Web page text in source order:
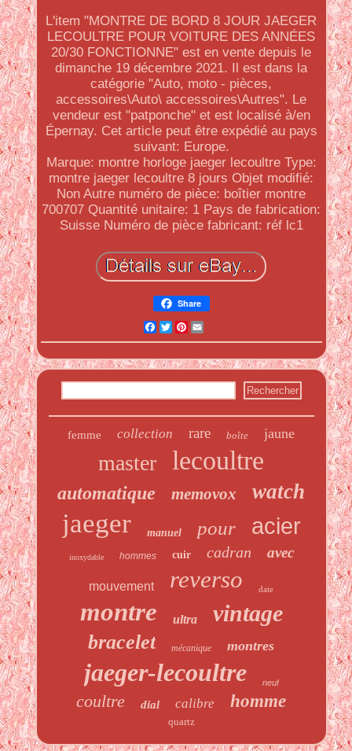
L'item "MONTRE DE BORD 8 JOUR JAEGER
LECOULTRE POUR VOITURE DES ANNÉES
20/30 FONCTIONNE" est en vente depuis le
dimanche 19 décembre 2021. Il est dans la
catégorie "Auto, moto - pièces,
accessoires\Auto\ accessoires\Autres". Le
vendeur est "patponche" et est localisé à/en
Épernay. Cet article peut être expédié au pays
suivant: Europe.
Marque: montre horloge jaeger lecoultre Type:
montre jaeger lecoultre 8 jours Objet modifié:
Non Autre numéro de pièce: boîtier montre
700707 Quantité unitaire: 1 Pays de fabrication:
Suisse Numéro de pièce fabricant: réf lc1
Share
Facebook
Twitter
Pinterest
Email
femme collection rare boîte jaune
master lecoultre
automatique memovox watch
jaeger manuel pour acier
inoxydable hommes cuir cadran avec
mouvement reverso date
montre ultra vintage
bracelet mécanique montres
jaeger-lecoultre neuf
coultre dial calibre homme
quartz